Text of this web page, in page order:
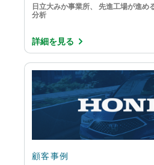
日立大みか事業所、 先進工場が進め
分析
詳細を見る
顧客事例